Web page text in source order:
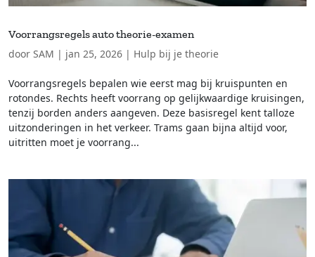
Voorrangsregels auto theorie-examen
door SAM | jan 25, 2026 | Hulp bij je theorie
Voorrangsregels bepalen wie eerst mag bij kruispunten en
rotondes. Rechts heeft voorrang op gelijkwaardige kruisingen,
tenzij borden anders aangeven. Deze basisregel kent talloze
uitzonderingen in het verkeer. Trams gaan bijna altijd voor,
uitritten moet je voorrang...